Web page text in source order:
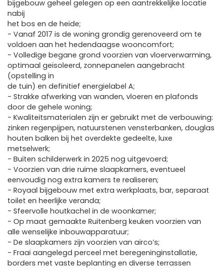
bijgebouw geheel gelegen op een aantrekkelijke locatie
nabij
het bos en de heide;
- Vanaf 2017 is de woning grondig gerenoveerd om te
voldoen aan het hedendaagse wooncomfort;
- Volledige begane grond voorzien van vloerverwarming,
optimaal geïsoleerd, zonnepanelen aangebracht
(opstelling in
de tuin) en definitief energielabel A;
- Strakke afwerking van wanden, vloeren en plafonds
door de gehele woning;
- Kwaliteitsmaterialen zijn er gebruikt met de verbouwing:
zinken regenpijpen, natuurstenen vensterbanken, douglas
houten balken bij het overdekte gedeelte, luxe
metselwerk;
- Buiten schilderwerk in 2025 nog uitgevoerd;
- Voorzien van drie ruime slaapkamers, eventueel
eenvoudig nog extra kamers te realiseren;
- Royaal bijgebouw met extra werkplaats, bar, separaat
toilet en heerlijke veranda;
- Sfeervolle houtkachel in de woonkamer;
- Op maat gemaakte Ruitenberg keuken voorzien van
alle wenselijke inbouwapparatuur;
- De slaapkamers zijn voorzien van airco’s;
- Fraai aangelegd perceel met beregeninginstallatie,
borders met vaste beplanting en diverse terrassen